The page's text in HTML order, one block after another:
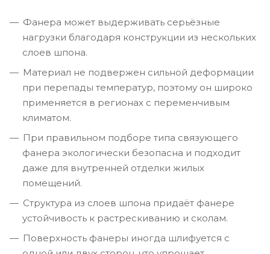
Фанера может выдерживать серьёзные
нагрузки благодаря конструкции из нескольких
слоев шпона.
Материал не подвержен сильной деформации
при перепады температур, поэтому он широко
применяется в регионах с переменчивым
климатом.
При правильном подборе типа связующего
фанера экологически безопасна и подходит
даже для внутренней отделки жилых
помещений.
Структура из слоев шпона придаёт фанере
устойчивость к растрескиванию и сколам.
Поверхность фанеры иногда шлифуется с